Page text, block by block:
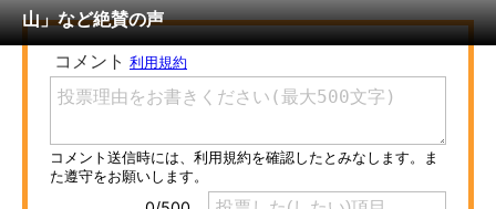
メディア
注目記事を集めた総合ページ
ITの今と未来を見通す
スマホと通信の最新トレンド
進化するPCとデバイスの未来
山」など絶賛の声